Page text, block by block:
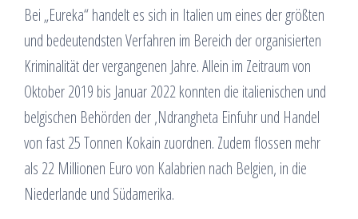
Bei „Eureka“ handelt es sich in Italien um eines der größten
und bedeutendsten Verfahren im Bereich der organisierten
Kriminalität der vergangenen Jahre. Allein im Zeitraum von
Oktober 2019 bis Januar 2022 konnten die italienischen und
belgischen Behörden der ‚Ndrangheta Einfuhr und Handel
von fast 25 Tonnen Kokain zuordnen. Zudem flossen mehr
als 22 Millionen Euro von Kalabrien nach Belgien, in die
Niederlande und Südamerika.